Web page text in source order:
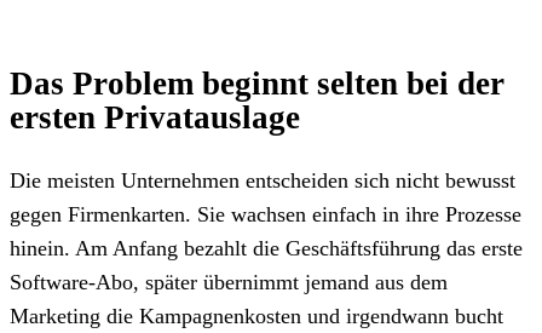
Das Problem beginnt selten bei der
ersten Privatauslage
Die meisten Unternehmen entscheiden sich nicht bewusst
gegen Firmenkarten. Sie wachsen einfach in ihre Prozesse
hinein. Am Anfang bezahlt die Geschäftsführung das erste
Software-Abo, später übernimmt jemand aus dem
Marketing die Kampagnenkosten und irgendwann bucht